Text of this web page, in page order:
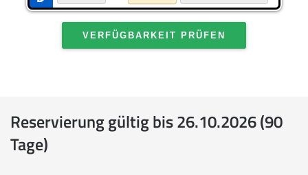
VERFÜGBARKEIT PRÜFEN
Reservierung gültig bis 26.10.2026 (90
Tage)